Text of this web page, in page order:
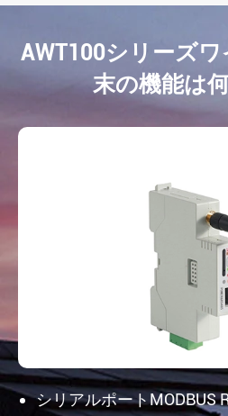
AWT100シリーズ
末の機能は
シリアルポートMODBUS